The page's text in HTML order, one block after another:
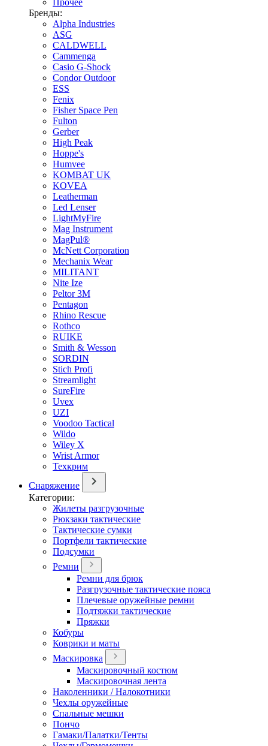
Прочее
Бренды:
Alpha Industries
ASG
CALDWELL
Cammenga
Casio G-Shock
Condor Outdoor
ESS
Fenix
Fisher Space Pen
Fulton
Gerber
High Peak
Hoppe's
Humvee
KOMBAT UK
KOVEA
Leatherman
Led Lenser
LightMyFire
Mag Instrument
MagPul®
McNett Corporation
Mechanix Wear
MILITANT
Nite Ize
Peltor 3M
Pentagon
Rhino Rescue
Rothco
RUIKE
Smith & Wesson
SORDIN
Stich Profi
Streamlight
SureFire
Uvex
UZI
Voodoo Tactical
Wildo
Wiley X
Wrist Armor
Техкрим
Снаряжение
Категории:
Жилеты разгрузочные
Рюкзаки тактические
Тактические сумки
Портфели тактические
Подсумки
Ремни
Ремни для брюк
Разгрузочные тактические пояса
Плечевые оружейные ремни
Подтяжки тактические
Пряжки
Кобуры
Коврики и маты
Маскировка
Маскировочный костюм
Маскировочная лента
Наколенники / Налокотники
Чехлы оружейные
Спальные мешки
Пончо
Гамаки/Палатки/Тенты